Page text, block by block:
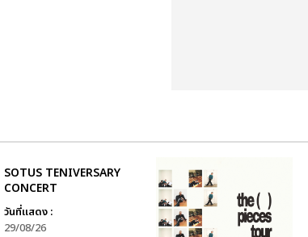
SOTUS TENIVERSARY
CONCERT
วันที่แสดง :
29/08/26